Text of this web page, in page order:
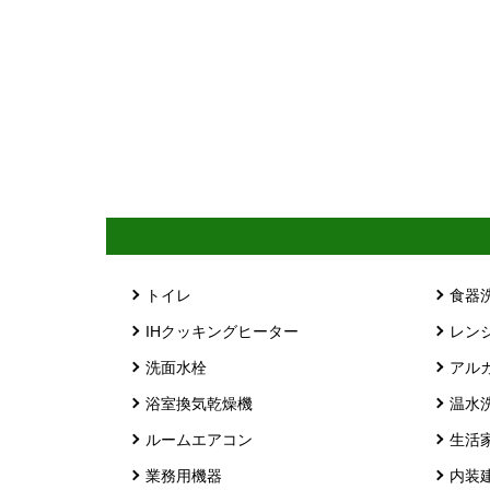
トイレ 食器
IHクッキングヒーター レン
洗面水栓 アル
浴室換気乾燥機 温水
ルームエアコン 生活
業務用機器 内装